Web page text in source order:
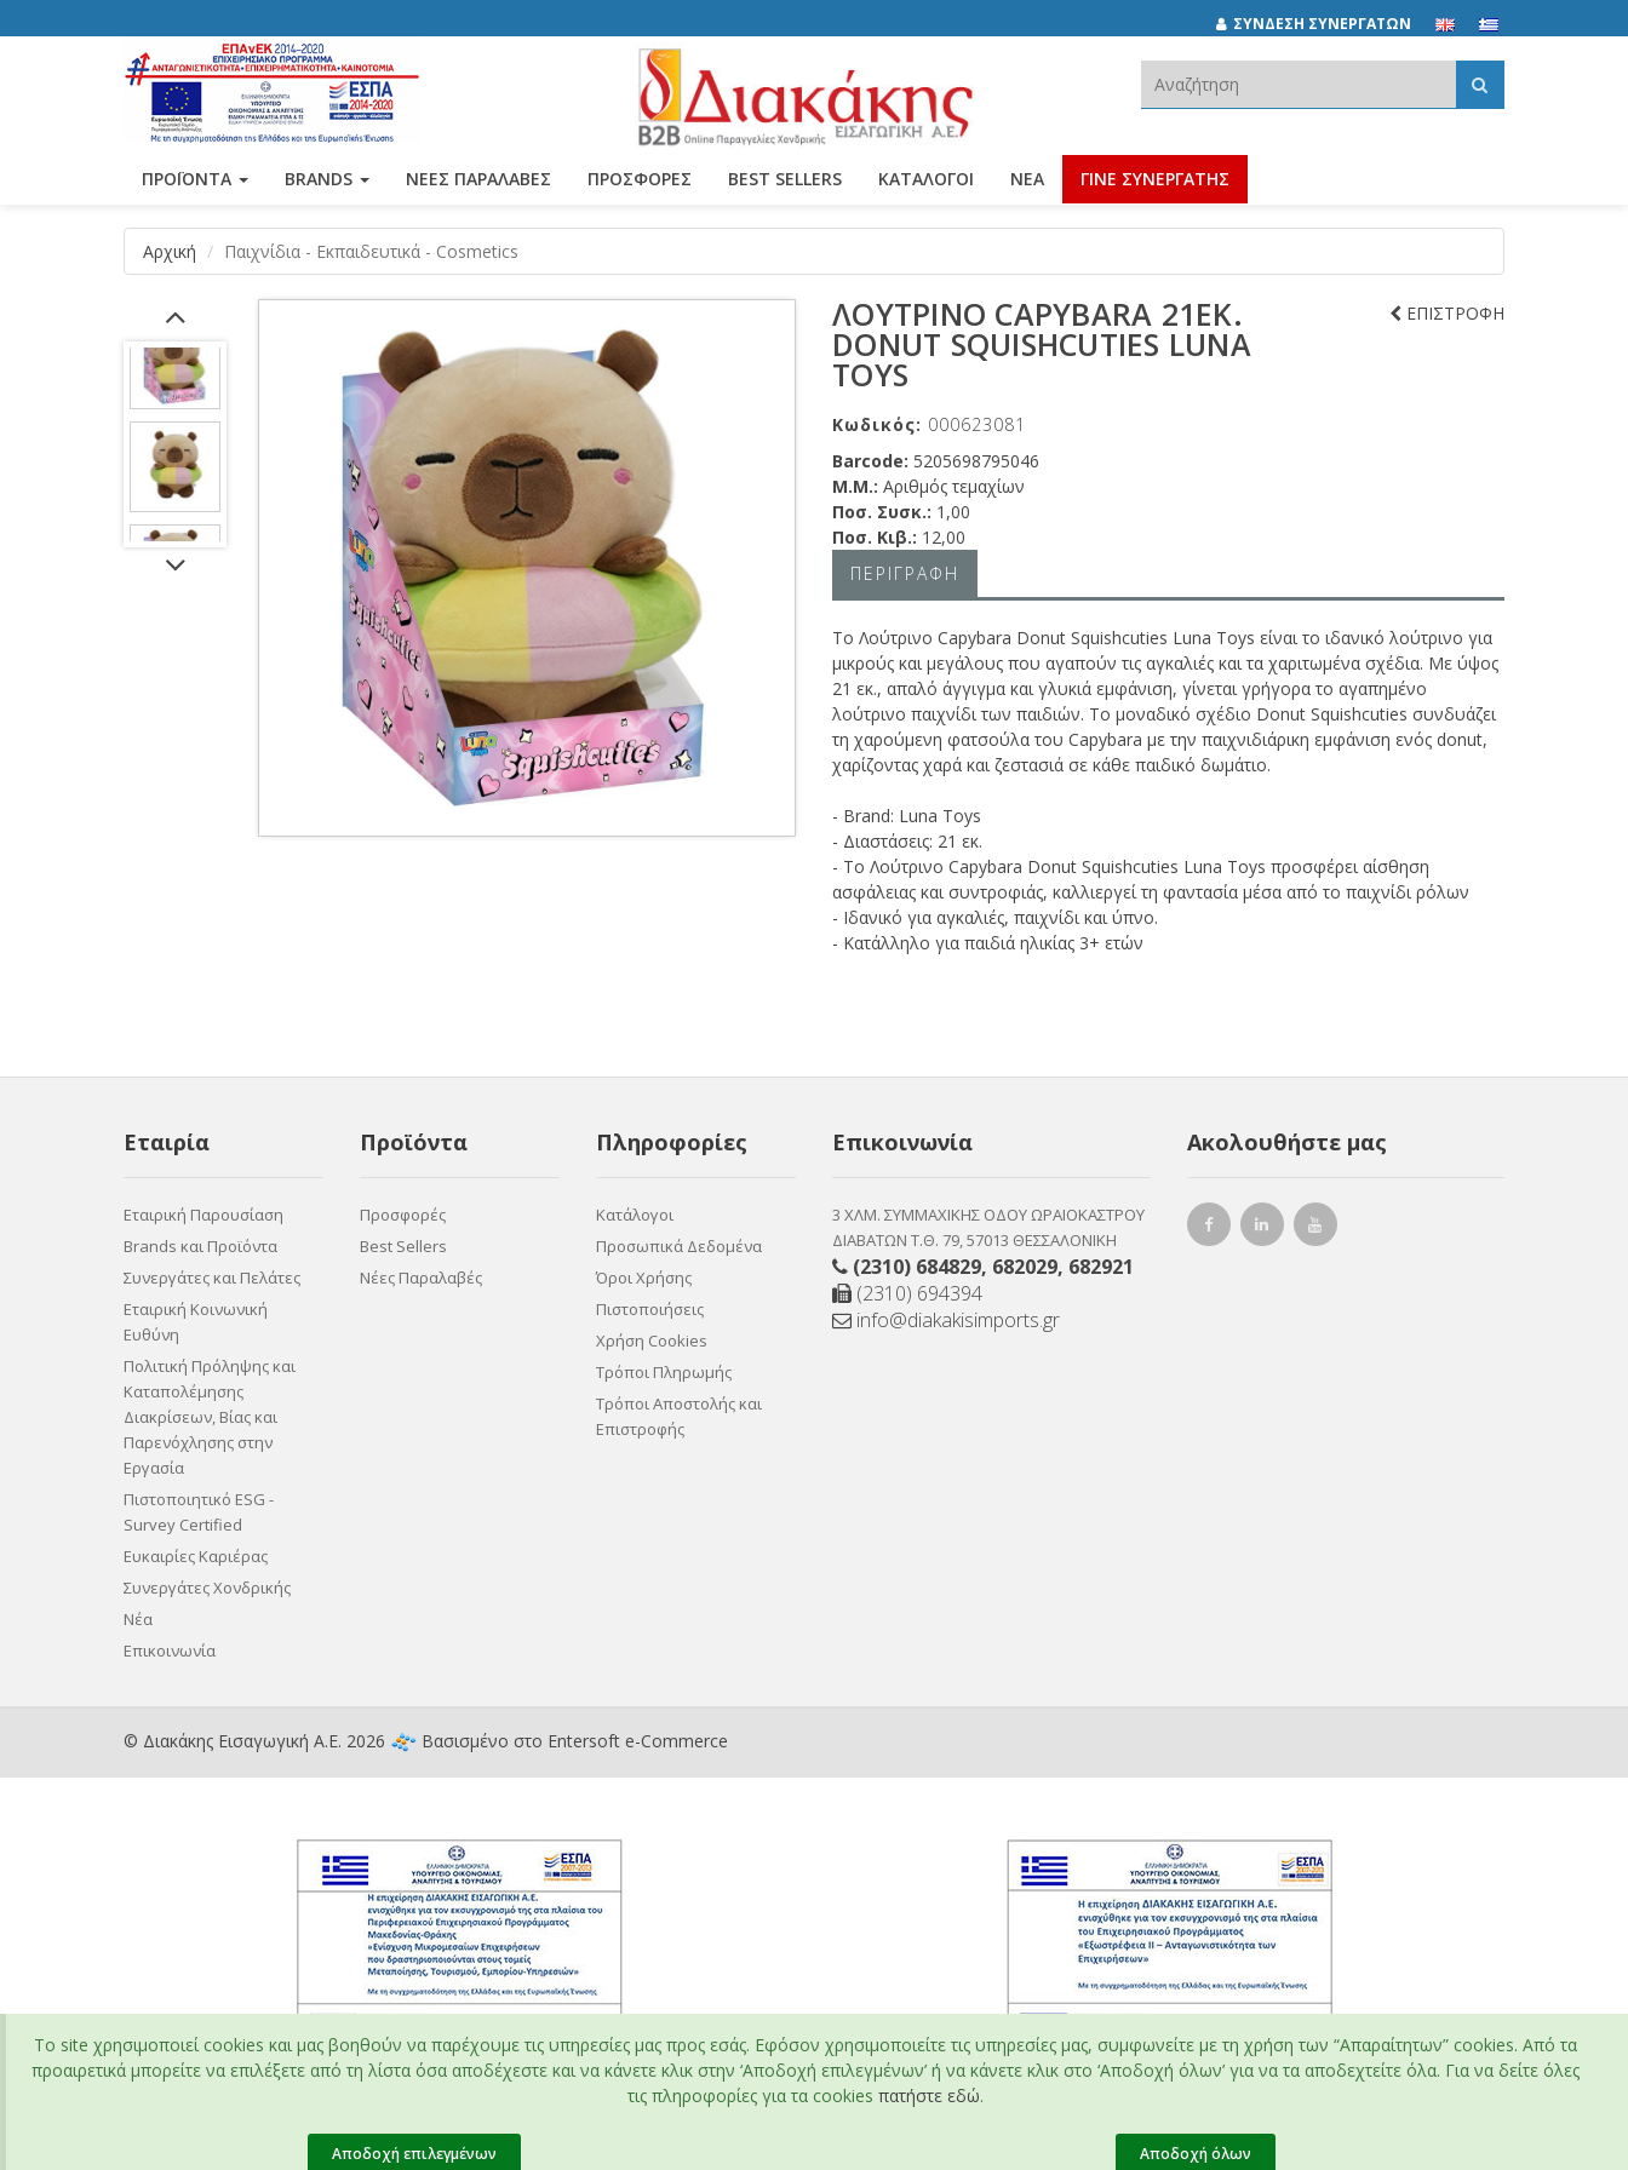
ΣΥΝΔΕΣΗ ΣΥΝΕΡΓΑΤΩΝ
ΠΡΟΪΟΝΤΑ BRANDS ΝΕΕΣ ΠΑΡΑΛΑΒΕΣ ΠΡΟΣΦΟΡΕΣ BEST SELLERS ΚΑΤΆΛΟΓΟΙ ΝΈΑ ΓΙΝΕ ΣΥΝΕΡΓΑΤΗΣ
Αναζήτηση:
Αρχική Παιχνίδια - Εκπαιδευτικά - Cosmetics
ΛΟΎΤΡΙΝΟ CAPYBARA 21ΕΚ.
DONUT SQUISHCUTIES LUNA
TOYS
ΕΠΙΣΤΡΟΦΗ
Κωδικός: 000623081
Barcode: 5205698795046
Μ.Μ.: Αριθμός τεμαχίων
Ποσ. Συσκ.: 1,00
Ποσ. Κιβ.: 12,00
ΠΕΡΙΓΡΑΦΗ
Το Λούτρινο Capybara Donut Squishcuties Luna Toys είναι το ιδανικό λούτρινο για
μικρούς και μεγάλους που αγαπούν τις αγκαλιές και τα χαριτωμένα σχέδια. Με ύψος
21 εκ., απαλό άγγιγμα και γλυκιά εμφάνιση, γίνεται γρήγορα το αγαπημένο
λούτρινο παιχνίδι των παιδιών. Το μοναδικό σχέδιο Donut Squishcuties συνδυάζει
τη χαρούμενη φατσούλα του Capybara με την παιχνιδιάρικη εμφάνιση ενός donut,
χαρίζοντας χαρά και ζεστασιά σε κάθε παιδικό δωμάτιο.
- Brand: Luna Toys
- Διαστάσεις: 21 εκ.
- Το Λούτρινο Capybara Donut Squishcuties Luna Toys προσφέρει αίσθηση
ασφάλειας και συντροφιάς, καλλιεργεί τη φαντασία μέσα από το παιχνίδι ρόλων
- Ιδανικό για αγκαλιές, παιχνίδι και ύπνο.
- Κατάλληλο για παιδιά ηλικίας 3+ ετών
Εταιρία
Εταιρική Παρουσίαση
Brands και Προϊόντα
Συνεργάτες και Πελάτες
Εταιρική Κοινωνική
Ευθύνη
Πολιτική Πρόληψης και
Καταπολέμησης
Διακρίσεων, Βίας και
Παρενόχλησης στην
Εργασία
Πιστοποιητικό ESG -
Survey Certified
Ευκαιρίες Καριέρας
Συνεργάτες Χονδρικής
Νέα
Επικοινωνία
Προϊόντα
Προσφορές
Best Sellers
Νέες Παραλαβές
Πληροφορίες
Κατάλογοι
Προσωπικά Δεδομένα
Όροι Χρήσης
Πιστοποιήσεις
Χρήση Cookies
Τρόποι Πληρωμής
Τρόποι Αποστολής και
Επιστροφής
Επικοινωνία
3 ΧΛΜ. ΣΥΜΜΑΧΙΚΗΣ ΟΔΟΥ ΩΡΑΙΟΚΑΣΤΡΟΥ
ΔΙΑΒΑΤΩΝ Τ.Θ. 79, 57013 ΘΕΣΣΑΛΟΝΙΚΗ
(2310) 684829, 682029, 682921
(2310) 694394
info@diakakisimports.gr
Ακολουθήστε μας
© Διακάκης Εισαγωγική Α.Ε. 2026 Βασισμένο στο Entersoft e-Commerce
To site χρησιμοποιεί cookies και μας βοηθούν να παρέχουμε τις υπηρεσίες μας προς εσάς. Εφόσον χρησιμοποιείτε τις υπηρεσίες μας, συμφωνείτε με τη χρήση των “Απαραίτητων” cookies. Από τα
προαιρετικά μπορείτε να επιλέξετε από τη λίστα όσα αποδέχεστε και να κάνετε κλικ στην ‘Αποδοχή επιλεγμένων’ ή να κάνετε κλικ στο ‘Αποδοχή όλων’ για να τα αποδεχτείτε όλα. Για να δείτε όλες
τις πληροφορίες για τα cookies πατήστε εδώ.
Αποδοχή επιλεγμένων Αποδοχή όλων